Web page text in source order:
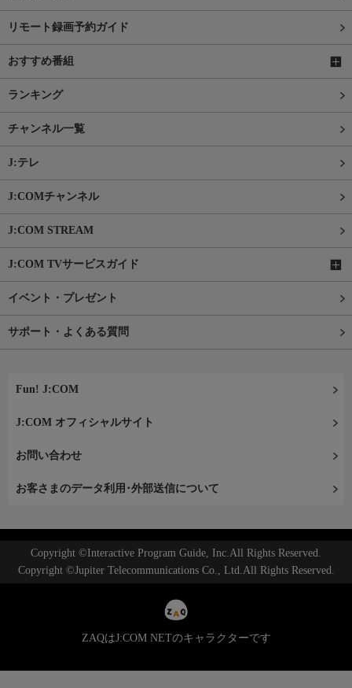
リモート録画予約ガイド
おすすめ番組
ランキング
チャンネル一覧
J:テレ
J:COMチャンネル
J:COM STREAM
J:COM TVサービスガイド
イベント・プレゼント
サポート・よくある質問
Fun! J:COM
J:COM オフィシャルサイト
お問い合わせ
お客さまのデータ利用･外部送信について
Copyright ©Interactive Program Guide, Inc.All Rights Reserved.
Copyright ©Jupiter Telecommunications Co., Ltd.All Rights Reserved.
ZAQはJ:COM NETのキャラクターです